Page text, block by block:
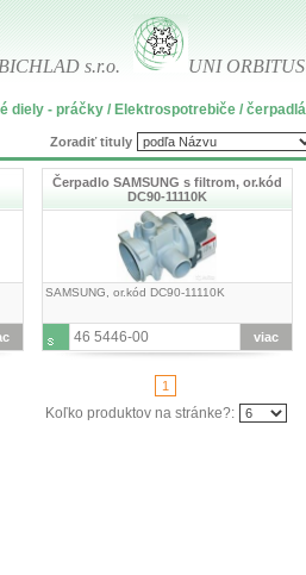
s.r.o. UNI ORBITUS
diely - práčky / Elektrospotrebiče / čerpadlá
Zoradiť tituly
Čerpadlo SAMSUNG s filtrom, or.kód
DC90-11110K
SAMSUNG, or.kód DC90-11110K
46 5446-00 viac
1
Koľko produktov na stránke?: